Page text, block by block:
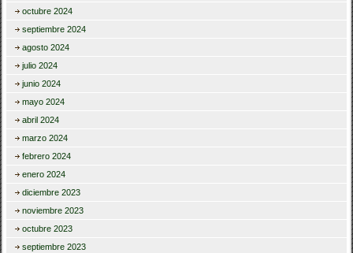
octubre 2024
septiembre 2024
agosto 2024
julio 2024
junio 2024
mayo 2024
abril 2024
marzo 2024
febrero 2024
enero 2024
diciembre 2023
noviembre 2023
octubre 2023
septiembre 2023